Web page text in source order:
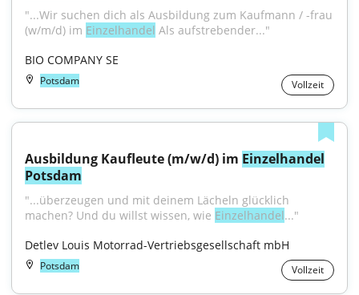
"...Wir suchen dich als Ausbildung zum Kaufmann / -frau
(w/m/d) im Einzelhandel Als aufstrebender..."
BIO COMPANY SE
Potsdam Vollzeit
Ausbildung Kaufleute (m/w/d) im Einzelhandel
Potsdam
"...überzeugen und mit deinem Lächeln glücklich
machen? Und du willst wissen, wie Einzelhandel..."
Detlev Louis Motorrad-Vertriebsgesellschaft mbH
Potsdam Vollzeit